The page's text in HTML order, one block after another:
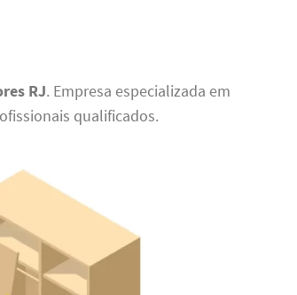
RJ. Empresa especializada em
qualificados.